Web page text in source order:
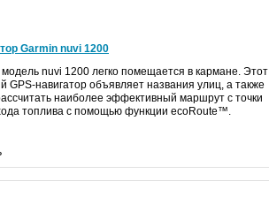
Garmin nuvi 1200
nuvi 1200 легко помещается в кармане. Этот
GPS-навигатор объявляет названия улиц, а также
наиболее эффективный маршрут с точки
топлива с помощью функции ecoRoute™.